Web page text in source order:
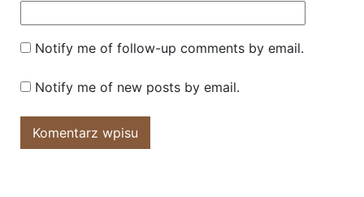
Notify me of follow-up comments by email.
Notify me of new posts by email.